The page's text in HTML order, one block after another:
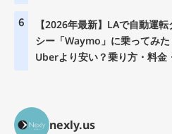
6
【2026年最新】LAで自動運転
シー「Waymo」に乗ってみた
Uberより安い？乗り方・料金
nexly.us